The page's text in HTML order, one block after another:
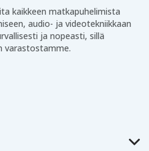
kaikkeen matkapuhelimista
audio- ja videotekniikkaan
ja nopeasti, sillä
varastostamme.